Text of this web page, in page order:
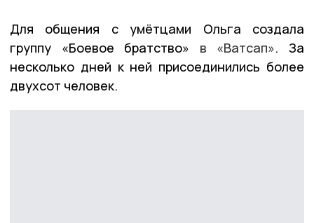
Для общения с умётцами Ольга создала
группу «Боевое братство» в «Ватсап». За
несколько дней к ней присоединились более
двухсот человек.